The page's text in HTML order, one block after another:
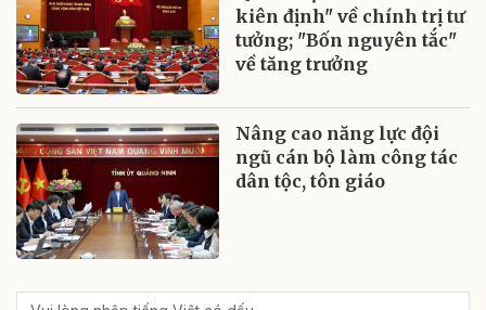
kiên định" về chính trị tư
tưởng; "Bốn nguyên tắc"
về tăng trưởng
Nâng cao năng lực đội
ngũ cán bộ làm công tác
dân tộc, tôn giáo